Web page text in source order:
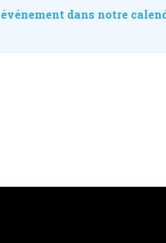
dans notre